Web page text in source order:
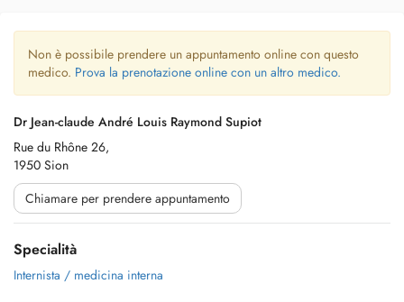
Non è possibile prendere un appuntamento online con questo
medico. Prova la prenotazione online con un altro medico.
Dr Jean-claude André Louis Raymond Supiot
Rue du Rhône 26,
1950 Sion
Chiamare per prendere appuntamento
Specialità
Internista / medicina interna